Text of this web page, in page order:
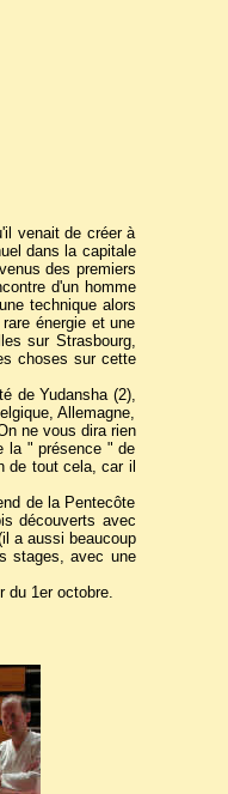
venait de créer à
dans la capitale
des premiers
d'un homme
technique alors
énergie et une
sur Strasbourg,
choses sur cette
de Yudansha (2),
Allemagne,
ne vous dira rien
la " présence " de
de tout cela, car il
de la Pentecôte
découverts avec
a aussi beaucoup
stages, avec une
du 1er octobre.